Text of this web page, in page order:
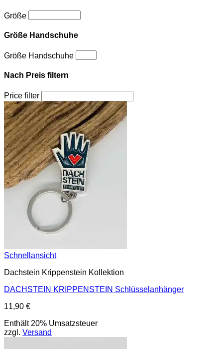
Größe
Größe Handschuhe
Größe Handschuhe
Nach Preis filtern
Price filter
Schnellansicht
Dachstein Krippenstein Kollektion
DACHSTEIN KRIPPENSTEIN Schlüsselanhänger
11,90 €
Enthält 20% Umsatzsteuer
zzgl. Versand